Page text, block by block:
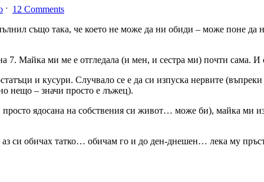
ˑ 12 Comments
също така, че което не може да ни обиди – може поне
7. Майка ми ме е отгледала (и мен, и сестра ми) почти сама.
и кусури. Случвало се е да си изпуска нервите
нещо – значи просто е лъжец).
ядосана на собствения си живот… може би), майка ми
си обичах татко… обичам го и до ден-днешен… лека му